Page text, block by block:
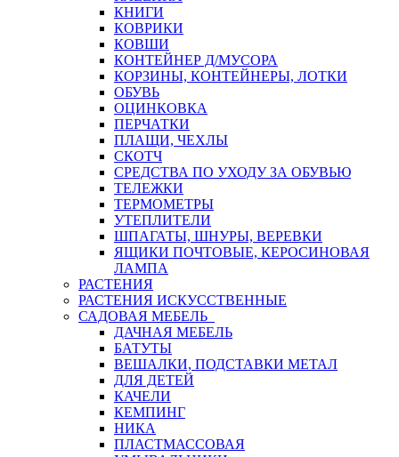
КНИГИ
КОВРИКИ
КОВШИ
КОНТЕЙНЕР Д/МУСОРА
КОРЗИНЫ, КОНТЕЙНЕРЫ, ЛОТКИ
ОБУВЬ
ОЦИНКОВКА
ПЕРЧАТКИ
ПЛАЩИ, ЧЕХЛЫ
СКОТЧ
СРЕДСТВА ПО УХОДУ ЗА ОБУВЬЮ
ТЕЛЕЖКИ
ТЕРМОМЕТРЫ
УТЕПЛИТЕЛИ
ШПАГАТЫ, ШНУРЫ, ВЕРЕВКИ
ЯЩИКИ ПОЧТОВЫЕ, КЕРОСИНОВАЯ
ЛАМПА
РАСТЕНИЯ
РАСТЕНИЯ ИСКУССТВЕННЫЕ
САДОВАЯ МЕБЕЛЬ
ДАЧНАЯ МЕБЕЛЬ
БАТУТЫ
ВЕШАЛКИ, ПОДСТАВКИ МЕТАЛ
ДЛЯ ДЕТЕЙ
КАЧЕЛИ
КЕМПИНГ
НИКА
ПЛАСТМАССОВАЯ